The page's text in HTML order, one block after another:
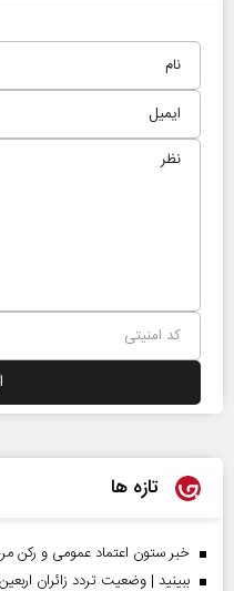
تازه ها
خبر ستون اعتماد عمومی و رکن
ببینید | وضعیت تردد زائران